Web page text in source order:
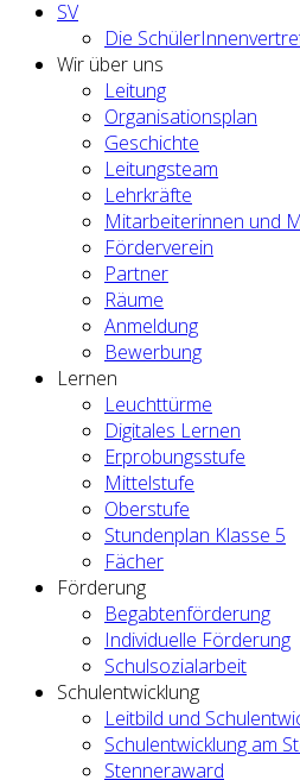
SV
Die
Wir über uns
Leitung
Organisationsplan
Geschichte
Leitungsteam
Lehrkräfte
Mitarbeiterinnen und
Förderverein
Partner
Räume
Anmeldung
Bewerbung
Lernen
Leuchttürme
Digitales Lernen
Erprobungsstufe
Mittelstufe
Oberstufe
Stundenplan Klasse 5
Fächer
Förderung
Begabtenförderung
Individuelle Förderung
Schulsozialarbeit
Schulentwicklung
Leitbild und
Schulentwicklung am
Stenneraward